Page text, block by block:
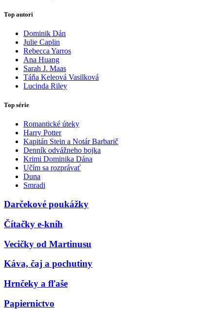
Top autori
Dominik Dán
Julie Caplin
Rebecca Yarros
Ana Huang
Sarah J. Maas
Táňa Keleová Vasilková
Lucinda Riley
Top série
Romantické úteky
Harry Potter
Kapitán Stein a Notár Barbarič
Denník odvážneho bojka
Krimi Dominika Dána
Učím sa rozprávať
Duna
Smradi
Darčekové poukážky
Čítačky e-kníh
Vecičky od Martinusu
Káva, čaj a pochutiny
Hrnčeky a fľaše
Papiernictvo